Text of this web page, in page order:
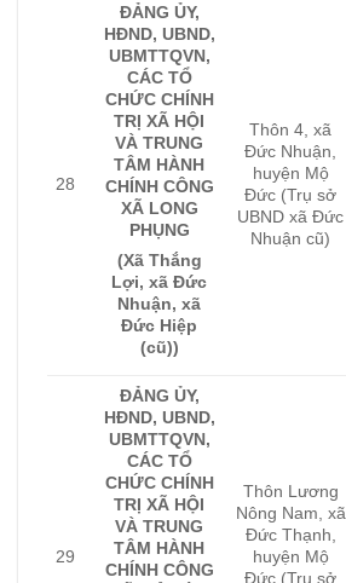
28
ĐẢNG ỦY,
HĐND, UBND,
UBMTTQVN,
CÁC TỔ
CHỨC CHÍNH
TRỊ XÃ HỘI
VÀ TRUNG
TÂM HÀNH
CHÍNH CÔNG
XÃ LONG
PHỤNG
(Xã Thắng
Lợi, xã Đức
Nhuận, xã
Đức Hiệp
(cũ))
Thôn 4, xã
Đức Nhuận,
huyện Mộ
Đức (Trụ sở
UBND xã Đức
Nhuận cũ)
29
ĐẢNG ỦY,
HĐND, UBND,
UBMTTQVN,
CÁC TỔ
CHỨC CHÍNH
TRỊ XÃ HỘI
VÀ TRUNG
TÂM HÀNH
CHÍNH CÔNG
Thôn Lương
Nông Nam, xã
Đức Thạnh,
huyện Mộ
Đức (Trụ sở